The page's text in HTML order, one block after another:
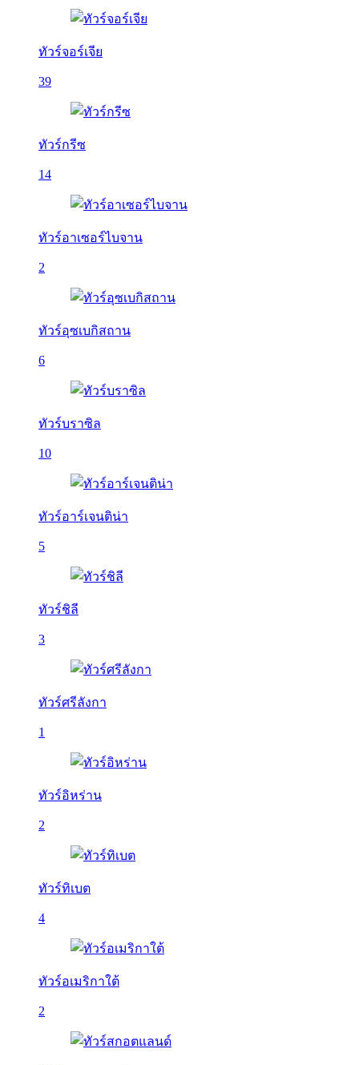
ทัวร์จอร์เจีย
39
ทัวร์กรีซ
14
ทัวร์อาเซอร์ไบจาน
2
ทัวร์อุซเบกิสถาน
6
ทัวร์บราซิล
10
ทัวร์อาร์เจนติน่า
5
ทัวร์ชิลี
3
ทัวร์ศรีลังกา
1
ทัวร์อิหร่าน
2
ทัวร์ทิเบต
4
ทัวร์อเมริกาใต้
2